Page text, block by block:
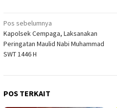
Navigasi
pos
Pos sebelumnya
Kapolsek Cempaga, Laksanakan
Peringatan Maulid Nabi Muhammad
SWT 1446 H
POS TERKAIT